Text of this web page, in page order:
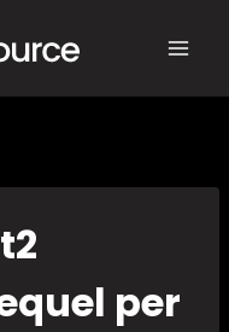
per